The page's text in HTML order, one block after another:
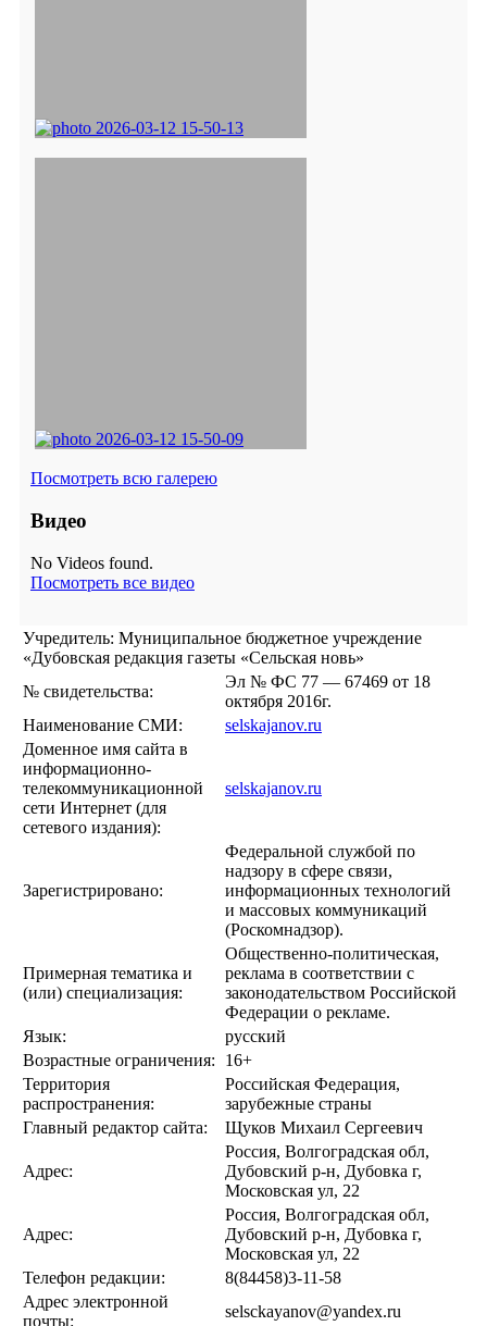
Посмотреть всю галерею
Видео
No Videos found.
Посмотреть все видео
Учредитель: Муниципальное бюджетное учреждение
«Дубовская редакция газеты «Сельская новь»
№ свидетельства:
Эл № ФС 77 — 67469 от 18
октября 2016г.
Наименование СМИ:
selskajanov.ru
Доменное имя сайта в
информационно-
телекоммуникационной
сети Интернет (для
сетевого издания):
selskajanov.ru
Зарегистрировано:
Федеральной службой по
надзору в сфере связи,
информационных технологий
и массовых коммуникаций
(Роскомнадзор).
Примерная тематика и
(или) специализация:
Общественно-политическая,
реклама в соответствии с
законодательством Российской
Федерации о рекламе.
Язык:
русский
Возрастные ограничения:
16+
Территория
распространения:
Российская Федерация,
зарубежные страны
Главный редактор сайта:
Щуков Михаил Сергеевич
Адрес:
Россия, Волгоградская обл,
Дубовский р-н, Дубовка г,
Московская ул, 22
Адрес:
Россия, Волгоградская обл,
Дубовский р-н, Дубовка г,
Московская ул, 22
Телефон редакции:
8(84458)3-11-58
Адрес электронной
почты:
selsckayanov@yandex.ru